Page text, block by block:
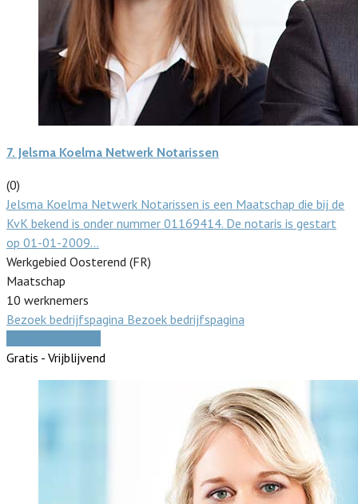
7. Jelsma Koelma Netwerk Notarissen
(0)
Jelsma Koelma Netwerk Notarissen is een Maatschap die bij de
KvK bekend is onder nummer 01169414. De notaris is gestart
op 01-01-2009…
Werkgebied Oosterend (FR)
Maatschap
10 werknemers
Bezoek bedrijfspagina Bezoek bedrijfspagina
Gratis - Vrijblijvend